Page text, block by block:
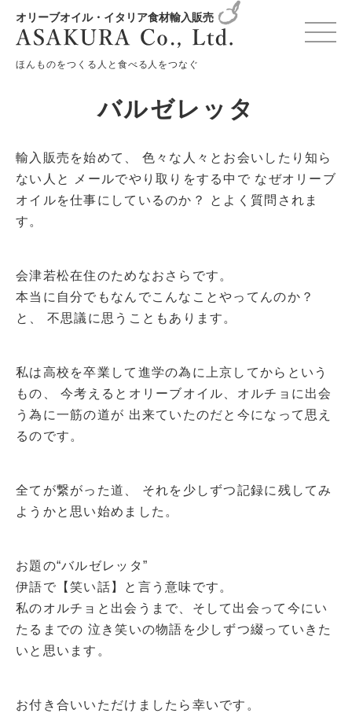
オリーブオイル・イタリア食材輸入販売
ほんものをつくる人と食べる人をつなぐ
HOME バルゼレッタ
バルゼレッタ
輸入販売を始めて、
色々な人々とお会いしたり知ら
ない人と
メールでやり取りをする中で なぜオリーブ
オイルを仕事にしているのか？
とよく質問されま
す。
会津若松在住のためなおさらです。
本当に自分でもなんでこんなことやってんのか？
と、
不思議に思うこともあります。
私は高校を卒業して進学の為に上京してからという
もの、
今考えるとオリーブオイル、オルチョに出会
う為に一筋の道が 出来ていたのだと今になって思え
るのです。
全てが繋がった道、
それを少しずつ記録に残してみ
ようかと思い始めました。
お題の“バルゼレッタ”
伊語で【笑い話】と言う意味です。
私のオルチョと出会うまで、そして出会って今にい
たるまでの 泣き笑いの物語を少しずつ綴っていきた
いと思います。
お付き合いいただけましたら幸いです。